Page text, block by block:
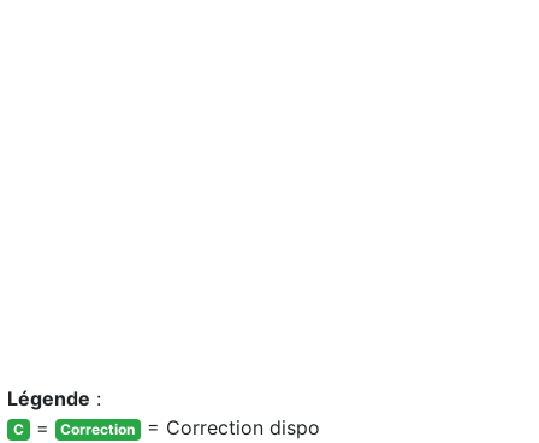
Légende :
C = Correction = Correction dispo